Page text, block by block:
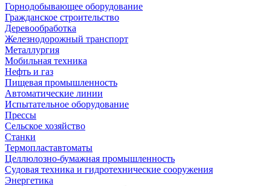
Горнодобывающее оборудование
Гражданское строительство
Деревообработка
Железнодорожный транспорт
Металлургия
Мобильная техника
Нефть и газ
Пищевая промышленность
Автоматические линии
Испытательное оборудование
Прессы
Сельское хозяйство
Станки
Термопластавтоматы
Целлюлозно-бумажная промышленность
Судовая техника и гидротехнические сооружения
Энергетика